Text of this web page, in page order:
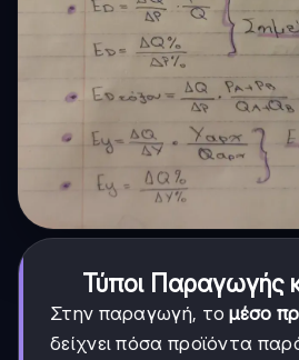
Τύποι Παραγωγής
Στην παραγωγή, τομέσο
δείχνει πόσα προϊόντα